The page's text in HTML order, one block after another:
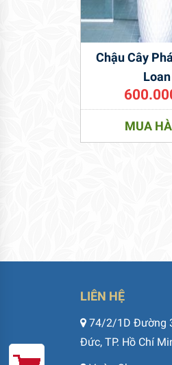
Chậu Cây
Loan
MUA
LIÊN HỆ
74/2/1D Đường
Đức, TP. Hồ Chí